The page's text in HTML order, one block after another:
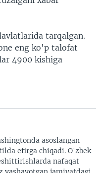
tarqalgan.
eng ko'p talofat
4900 kishiga
asoslangan
efirga chiqadi. O'zbek
nafaqat